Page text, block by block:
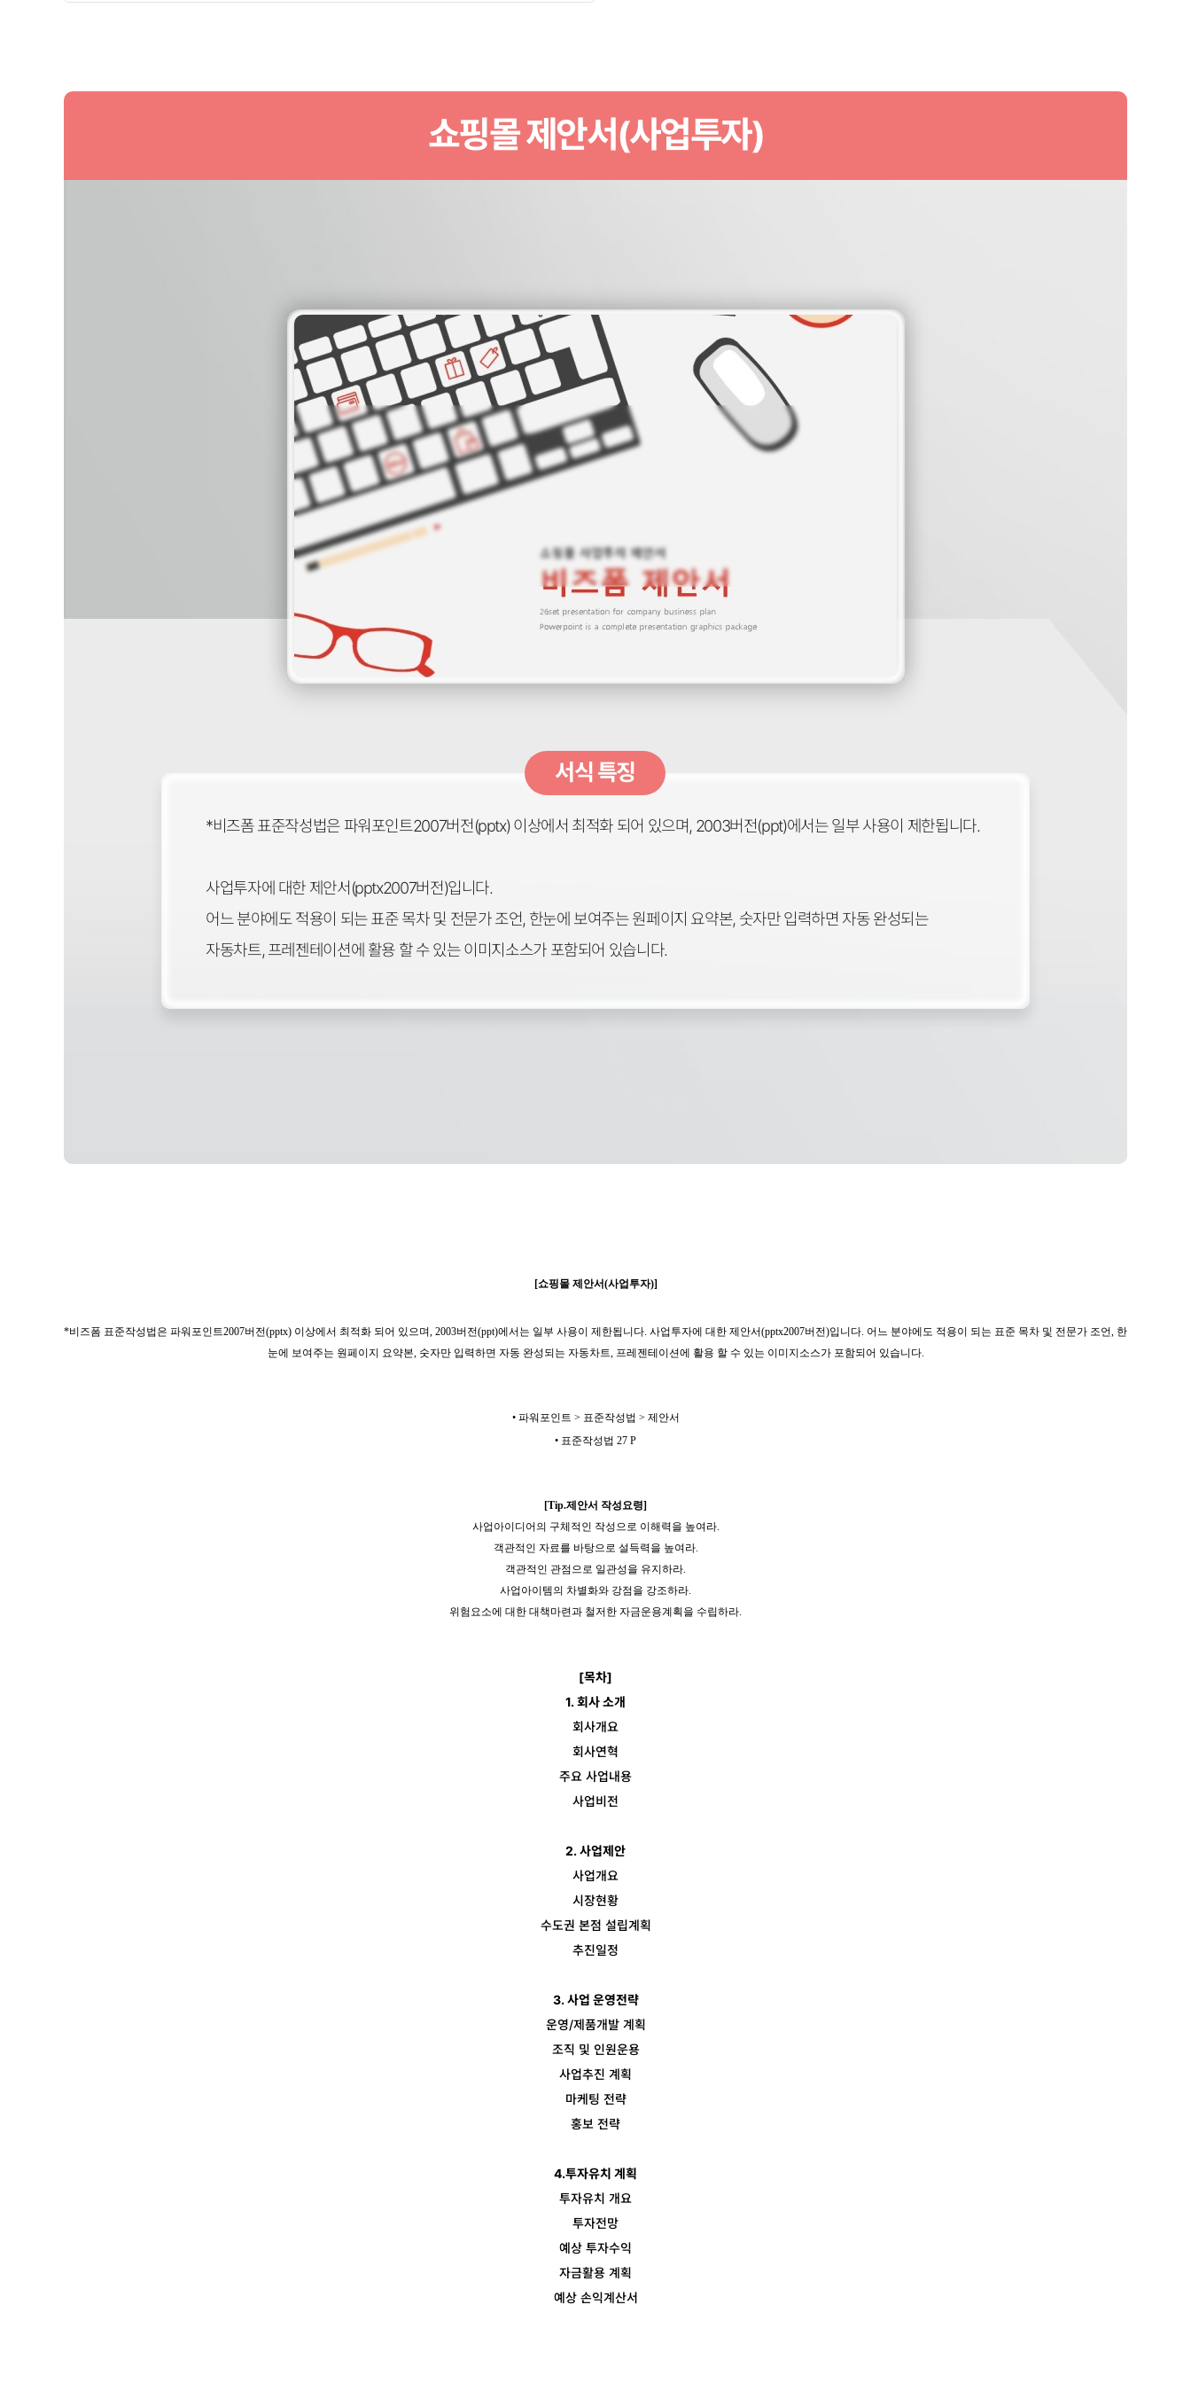
쇼핑몰 제안서(사업투자)
서식 특징
*비즈폼 표준작성법은 파워포인트2007버전(pptx) 이상에서 최적화 되어 있으며, 2003버전(ppt)에서는 일부 사용이 제한됩니다.
사업투자에 대한 제안서(pptx2007버전)입니다.
어느 분야에도 적용이 되는 표준 목차 및 전문가 조언, 한눈에 보여주는 원페이지 요약본, 숫자만 입력하면 자동 완성되는
자동차트, 프레젠테이션에 활용 할 수 있는 이미지소스가 포함되어 있습니다.
[쇼핑몰 제안서(사업투자)]
*비즈폼 표준작성법은 파워포인트2007버전(pptx) 이상에서 최적화 되어 있으며, 2003버전(ppt)에서는 일부 사용이 제한됩니다. 사업투자에 대한 제안서(pptx2007버전)입니다. 어느 분야에도 적용이 되는 표준 목차 및 전문가 조언, 한
눈에 보여주는 원페이지 요약본, 숫자만 입력하면 자동 완성되는 자동차트, 프레젠테이션에 활용 할 수 있는 이미지소스가 포함되어 있습니다.
• ​파워포인트 > 표준작성법 > 제안서
• 표준작성법 27 P
[Tip.제안서 작성요령]
사업아이디어의 구체적인 작성으로 이해력을 높여라.
객관적인 자료를 바탕으로 설득력을 높여라.
객관적인 관점으로 일관성을 유지하라.
사업아이템의 차별화와 강점을 강조하라.
위험요소에 대한 대책마련과 철저한 자금운용계획을 수립하라.
[목차]
1. 회사 소개
회사개요
회사연혁
주요 사업내용
사업비전
2. 사업제안
사업개요
시장현황
수도권 본점 설립계획
추진일정
3. 사업 운영전략
운영/제품개발 계획
조직 및 인원운용
사업추진 계획
마케팅 전략
홍보 전략
4.투자유치 계획
투자유치 개요
투자전망
예상 투자수익
자금활용 계획
예상 손익계산서